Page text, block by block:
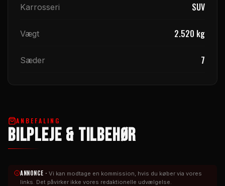
Karrosseri SUV
Vægt 2.520 kg
Sæder 7
ANBEFALING
BILPLEJE & TILBEHØR
ANNONCE · Vi kan modtage en kommission, hvis du køber via vores
links. Det påvirker ikke vores redaktionelle udvælgelse.